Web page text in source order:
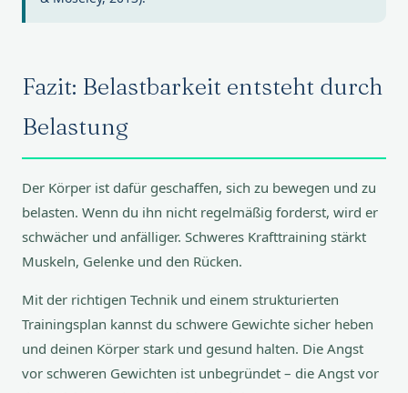
Fazit: Belastbarkeit entsteht durch
Belastung
Der Körper ist dafür geschaffen, sich zu bewegen und zu
belasten. Wenn du ihn nicht regelmäßig forderst, wird er
schwächer und anfälliger. Schweres Krafttraining stärkt
Muskeln, Gelenke und den Rücken.
Mit der richtigen Technik und einem strukturierten
Trainingsplan kannst du schwere Gewichte sicher heben
und deinen Körper stark und gesund halten. Die Angst
vor schweren Gewichten ist unbegründet – die Angst vor